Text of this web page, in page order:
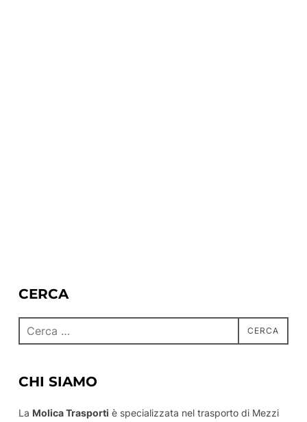
CERCA
Cerca
per:
CERCA
CHI SIAMO
La Molica Trasporti è specializzata nel trasporto di Mezzi